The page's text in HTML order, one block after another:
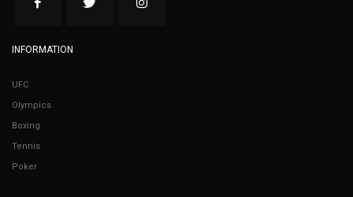
INFORMATION
UFC
Olympics
Boxing
Tennis
Poker